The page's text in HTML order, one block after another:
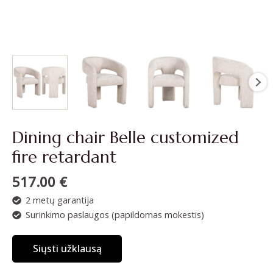
Dining chair Belle customized
fire retardant
517.00 €
2 metų garantija
Surinkimo paslaugos (papildomas mokestis)
Siųsti užklausą